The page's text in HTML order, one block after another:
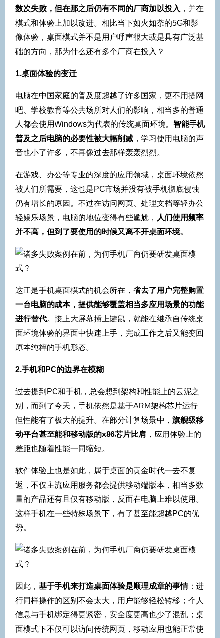
数次失败，但在那之后仍有不同的厂商加以投入 ，并在
模式和体验上加以改进。相比当下如火如荼的5G和影
像体验，桌面模式并不是用户呼声很大或是具有广泛基
础的方向，那为什么还有多个厂商在投入？
1.桌面体验的变迁
电脑在中国家庭的普及度超越了许多国家，更不用提网
吧、学校教育等公共场所对人们的影响，相当多的普通
人都会使用Windows为代表的传统桌面环境。 智能手机
普及之后电脑的必要性被大幅削减 ，学习使用电脑的声
音也小了许多，不再像过去那样轰轰烈烈。
在游戏、办公等专业的深度的应用领域，桌面环境依然
被人们所需要，这也是PC市场并没有被手机彻底侵蚀
仍有增长的原因。不过在访问网页、处理文档等轻办公
轻娱乐场景，电脑的地位变得有些尴尬， 人们使用频率
并不高，但到了要使用的时候又离不开桌面环境。
这正是手机桌面模式的机会所在， 省去了用户完整购置
一台电脑的成本，提供能够覆盖相当多应用场景的功能
进行替代。接上大屏幕插上键鼠，就能在继承自传统桌
面环境体验的界面中快速上手，完成工作之后又能变回
原本纯粹的手机形态。
2.手机和PC的边界在模糊
过去提到PC和手机，总会想到架构和性能上的云泥之
别，而到了今天，手机依然是基于ARM架构芯片运行
但性能有了极大的提升。在部分计算场景中， 旗舰级移
动平台甚至能和移动版的x86芯片比肩 ，应用体验上的
差距也随着性能一同缩短。
软件体验上也是如此，属于桌面的黄金时代一去不复
返，不仅主流应用服务都会提供移动端版本，相当多数
量的产品还有且仅有移动版，反而在电脑上难以使用。
这样手机在一些特殊场景下，有了甚至能超越PC的优
势。
因此， 基于手机来打造桌面体验是顺理成章的事情：进
行同样操作的区别不会太大，用户能够轻松转移；个人
信息与手机绑定得更紧密，安全度更高也少了混乱；桌
面模式下不仅可以访问传统网页，移动应用也能正常使